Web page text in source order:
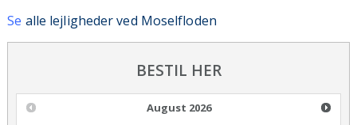
Se alle lejligheder ved Moselfloden
BESTIL HER
August 2026